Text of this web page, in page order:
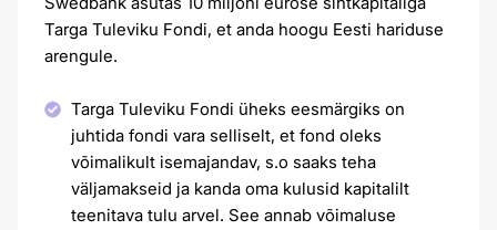
Targa Tuleviku Fondi, et anda hoogu Eesti hariduse
arengule.
Targa Tuleviku Fondi üheks eesmärgiks on
juhtida fondi vara selliselt, et fond oleks
võimalikult isemajandav, s.o saaks teha
väljamakseid ja kanda oma kulusid kapitalilt
teenitava tulu arvel. See annab võimaluse